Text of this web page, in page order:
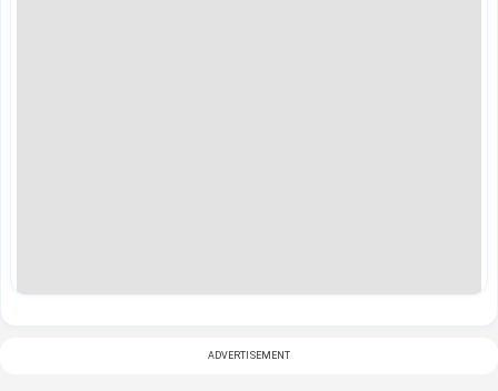
ADVERTISEMENT